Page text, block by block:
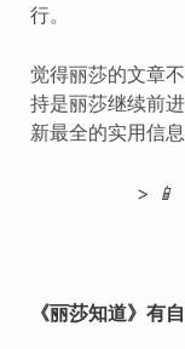
行。
觉得丽莎的文章
持是丽莎继续前
新最全的实用信息
>
《丽莎知道》有